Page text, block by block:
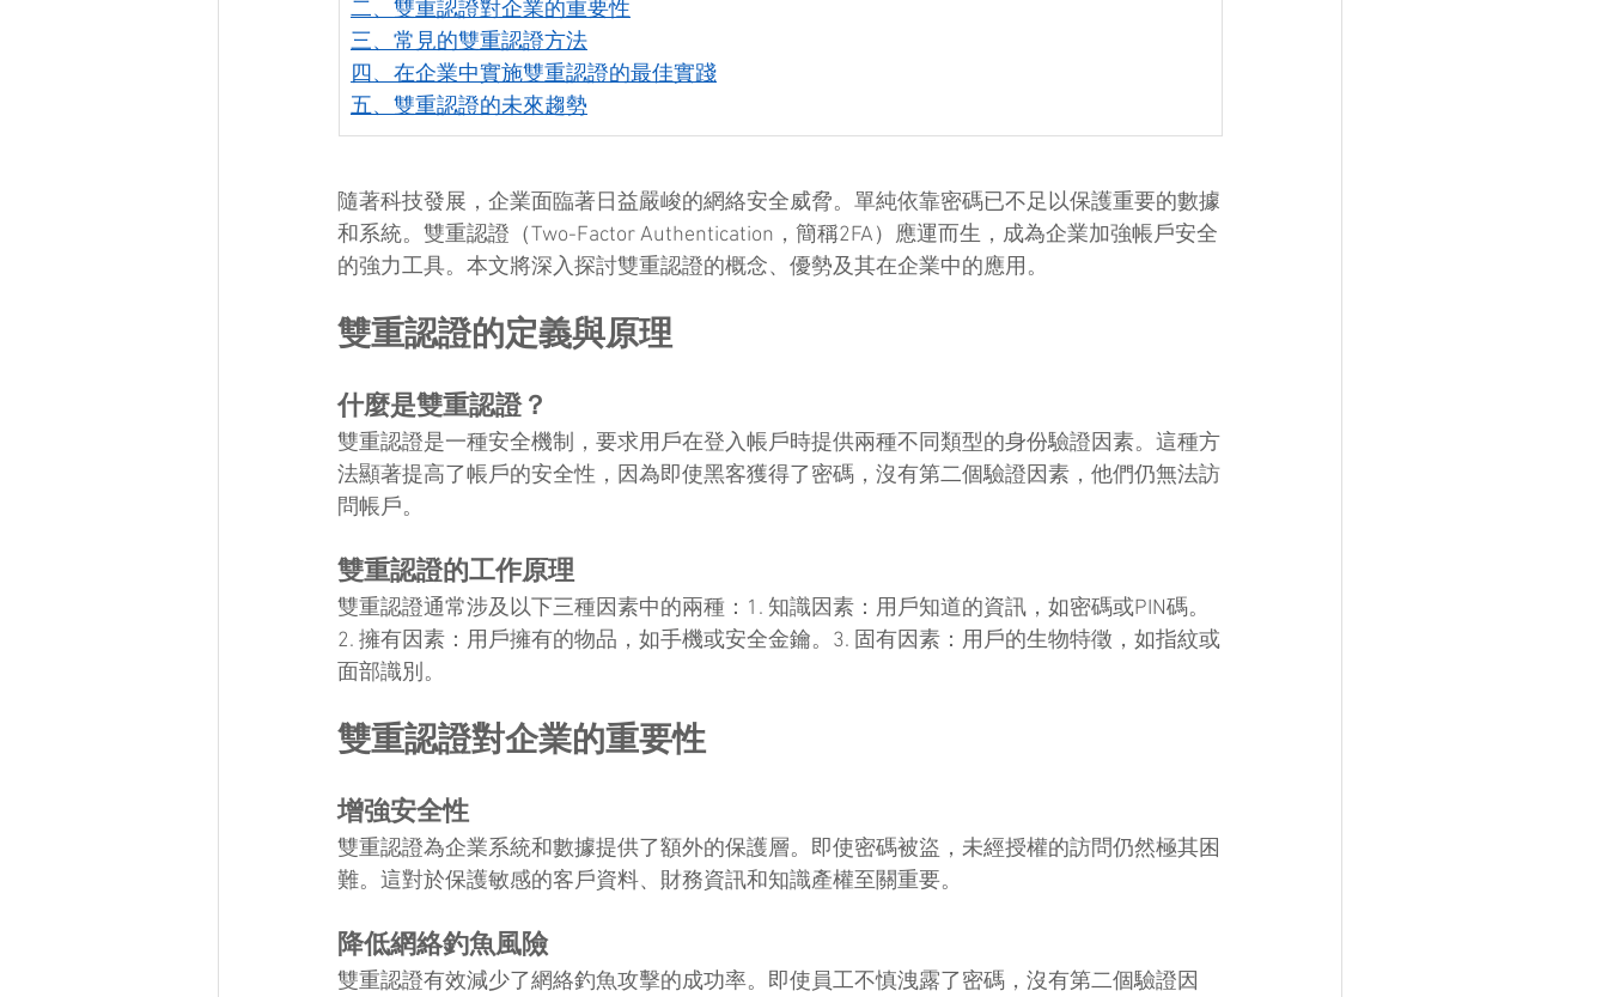
二、雙重認證對企業的重要性
三、常見的雙重認證方法
四、在企業中實施雙重認證的最佳實踐
五、雙重認證的未來趨勢
隨著科技發展，企業面臨著日益嚴峻的網絡安全威脅。單純依靠密碼已不足以保護重要的數據
和系統。雙重認證（Two-Factor Authentication，簡稱2FA）應運而生，成為企業加強帳戶安全
的強力工具。本文將深入探討雙重認證的概念、優勢及其在企業中的應用。
雙重認證的定義與原理
什麼是雙重認證？
雙重認證是一種安全機制，要求用戶在登入帳戶時提供兩種不同類型的身份驗證因素。這種方
法顯著提高了帳戶的安全性，因為即使黑客獲得了密碼，沒有第二個驗證因素，他們仍無法訪
問帳戶。
雙重認證的工作原理
雙重認證通常涉及以下三種因素中的兩種：1. 知識因素：用戶知道的資訊，如密碼或PIN碼。
2. 擁有因素：用戶擁有的物品，如手機或安全金鑰。3. 固有因素：用戶的生物特徵，如指紋或
面部識別。
雙重認證對企業的重要性
增強安全性
雙重認證為企業系統和數據提供了額外的保護層。即使密碼被盜，未經授權的訪問仍然極其困
難。這對於保護敏感的客戶資料、財務資訊和知識產權至關重要。
降低網絡釣魚風險
雙重認證有效減少了網絡釣魚攻擊的成功率。即使員工不慎洩露了密碼，沒有第二個驗證因